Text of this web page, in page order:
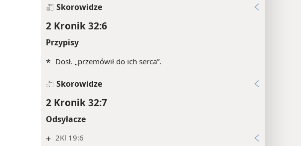
Skorowidze
2 Kronik 32:6
Przypisy
* Dosł. „przemówił do ich serca”.
Skorowidze
2 Kronik 32:7
Odsyłacze
+ 2Kl 19:6